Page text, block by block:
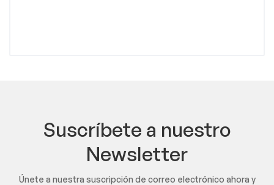
Suscríbete a nuestro
Newsletter
Únete a nuestra suscripción de correo electrónico ahora y